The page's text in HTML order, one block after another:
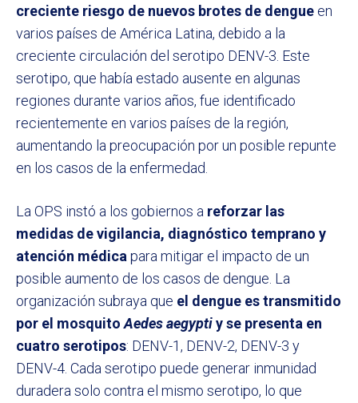
creciente riesgo de nuevos brotes de dengue en
varios países de América Latina, debido a la
creciente circulación del serotipo DENV-3. Este
serotipo, que había estado ausente en algunas
regiones durante varios años, fue identificado
recientemente en varios países de la región,
aumentando la preocupación por un posible repunte
en los casos de la enfermedad.
La OPS instó a los gobiernos a reforzar las
medidas de vigilancia, diagnóstico temprano y
atención médica para mitigar el impacto de un
posible aumento de los casos de dengue. La
organización subraya que el dengue es transmitido
por el mosquitoAedes aegyptiy se presenta en
cuatro serotipos: DENV-1, DENV-2, DENV-3 y
DENV-4. Cada serotipo puede generar inmunidad
duradera solo contra el mismo serotipo, lo que